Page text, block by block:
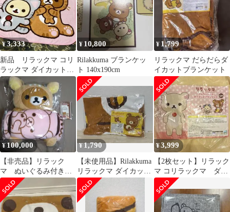
¥3,333
新品 リラックマ コリ
ラックマ ダイカットブ
ランケット 膝掛け
SEGA 非売品
¥ 10,800
Rilakkuma ブランケッ
ト 140x190cm
¥ 1,799
リラックマ だらだらダ
イカットブランケット
¥100,000
【非売品】リラック
マ ぬいぐるみ付きブ
ランケット ローソ
ン icカードステッカ
ー
¥1,790
【未使用品】Rilakkuma
リラックマ ダイカット
タオルケット 当時物
¥3,999
【2枚セット】リラック
マ コリラックマ ダイ
カット ブランケット